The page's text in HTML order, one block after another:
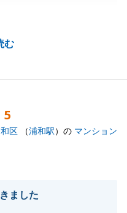
むり良いサービスがご提
ので、今後も不動産に
したらお気軽にご相談
5
区 （浦和駅）の マンション
ました